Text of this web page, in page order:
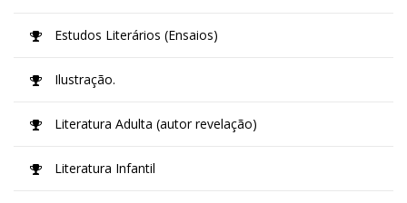
Estudos Literários (Ensaios)
Ilustração.
Literatura Adulta (autor revelação)
Literatura Infantil